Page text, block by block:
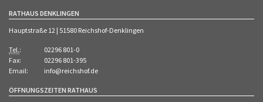
RATHAUS DENKLINGEN
Hauptstraße 12 | 51580 Reichshof-Denklingen
Tel.:
02296 801-0
Fax:
02296 801-395
Email:
info@reichshof.de
ÖFFNUNGSZEITEN RATHAUS